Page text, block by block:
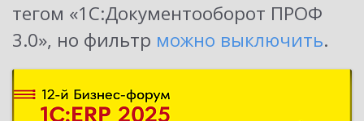
тегом «1С:Документооборот ПРОФ
3.0», но фильтр можно выключить.